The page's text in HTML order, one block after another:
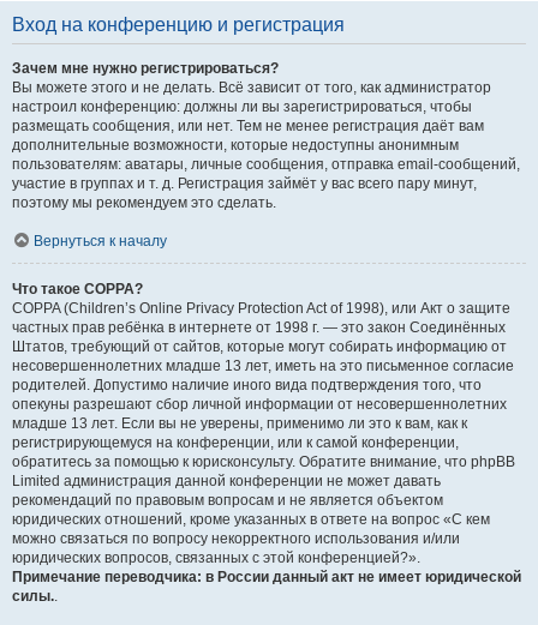
Вход на конференцию и регистрация
Зачем мне нужно регистрироваться?
Вы можете этого и не делать. Всё зависит от того, как администратор
настроил конференцию: должны ли вы зарегистрироваться, чтобы
размещать сообщения, или нет. Тем не менее регистрация даёт вам
дополнительные возможности, которые недоступны анонимным
пользователям: аватары, личные сообщения, отправка email-сообщений,
участие в группах и т. д. Регистрация займёт у вас всего пару минут,
поэтому мы рекомендуем это сделать.
Вернуться к началу
Что такое COPPA?
COPPA (Children’s Online Privacy Protection Act of 1998), или Акт о защите
частных прав ребёнка в интернете от 1998 г. — это закон Соединённых
Штатов, требующий от сайтов, которые могут собирать информацию от
несовершеннолетних младше 13 лет, иметь на это письменное согласие
родителей. Допустимо наличие иного вида подтверждения того, что
опекуны разрешают сбор личной информации от несовершеннолетних
младше 13 лет. Если вы не уверены, применимо ли это к вам, как к
регистрирующемуся на конференции, или к самой конференции,
обратитесь за помощью к юрисконсульту. Обратите внимание, что phpBB
Limited администрация данной конференции не может давать
рекомендаций по правовым вопросам и не является объектом
юридических отношений, кроме указанных в ответе на вопрос «С кем
можно связаться по вопросу некорректного использования и/или
юридических вопросов, связанных с этой конференцией?».
Примечание переводчика: в России данный акт не имеет юридической
силы..